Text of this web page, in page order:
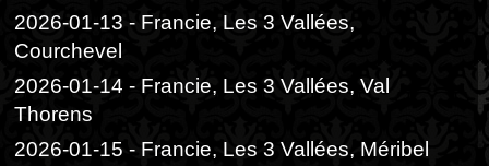
2026-01-13 - Francie, Les 3 Vallées,
Courchevel
2026-01-14 - Francie, Les 3 Vallées, Val
Thorens
2026-01-15 - Francie, Les 3 Vallées, Méribel